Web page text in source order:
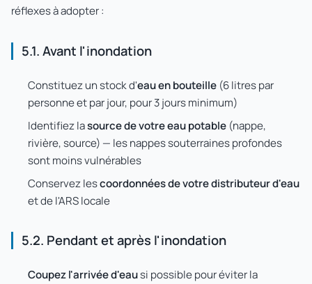
réflexes à adopter :
5.1. Avant l'inondation
Constituez un stock d'eau en bouteille (6 litres par
personne et par jour, pour 3 jours minimum)
Identifiez lasource de votre eau potable (nappe,
rivière, source) — les nappes souterraines profondes
sont moins vulnérables
Conservez lescoordonnées de votre distributeur d'eau
et de l'ARS locale
5.2. Pendant et après l'inondation
Coupez l'arrivée d'eausi possible pour éviter la